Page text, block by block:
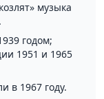
музыка
годом;
1951 и 1965
в 1967 году.